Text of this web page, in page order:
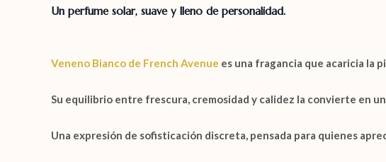
Un perfume solar, suave y lleno de personalidad.
Veneno Bianco de French Avenue es una fragancia que acaricia la
Su equilibrio entre frescura, cremosidad y calidez la convierte en
Una expresión de sofisticación discreta, pensada para quienes